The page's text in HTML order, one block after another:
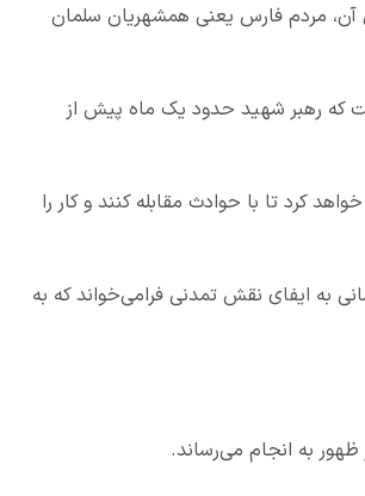
آن، مردم فارس یعنی همشهریان سلمان
که رهبر شهید حدود یک ماه پیش از
کرد تا با حوادث مقابله کنند و کار را
به ایفای نقش تمدنی فرامی‌خواند که به
به انجام می‌رساند.